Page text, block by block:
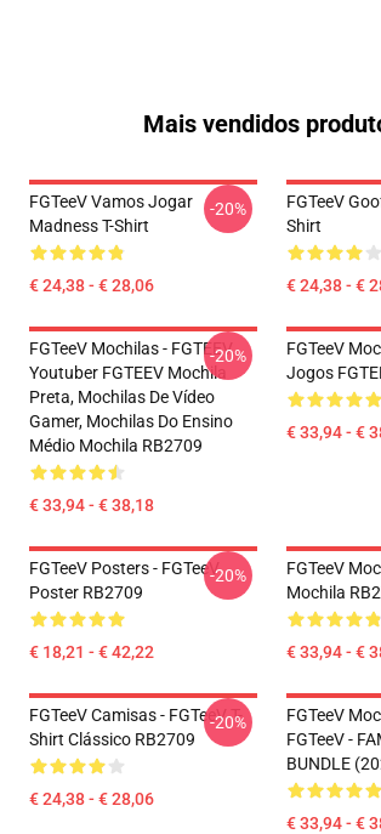
Mais vendidos
FGTeeV Vamos Jogar
Madness T-Shirt
€ 24,38 - € 28,06
-20%
FGTeeV
Shirt
€ 24,38 - €
FGTeeV Mochilas - FGTEEV.
Youtuber FGTEEV Mochila
Preta, Mochilas De Vídeo
Gamer, Mochilas Do Ensino
Médio Mochila RB2709
€ 33,94 - € 38,18
-20%
FGTeeV
Jogos
€ 33,94 - €
FGTeeV Posters - FGTeeV
Poster RB2709
€ 18,21 - € 42,22
-20%
FGTeeV
Mochila
€ 33,94 - €
FGTeeV Camisas - FGTeeV T-
Shirt Clássico RB2709
€ 24,38 - € 28,06
-20%
FGTeeV
FGTeeV -
BUNDLE
€ 33,94 - €